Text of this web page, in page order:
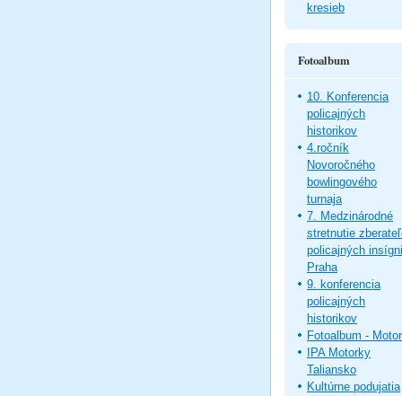
kresieb
Fotoalbum
10. Konferencia
policajných
historikov
4.ročník
Novoročného
bowlingového
turnaja
7. Medzinárodné
stretnutie
policajných
Praha
9. konferencia
policajných
historikov
Fotoalbum -
IPA Motorky
Taliansko
Kultúrne podujatia